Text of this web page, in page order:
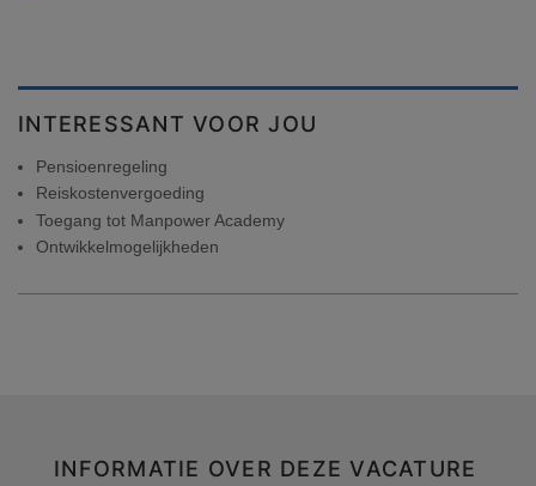
INTERESSANT VOOR JOU
Pensioenregeling
Reiskostenvergoeding
Toegang tot Manpower Academy
Ontwikkelmogelijkheden
INFORMATIE OVER DEZE VACATURE